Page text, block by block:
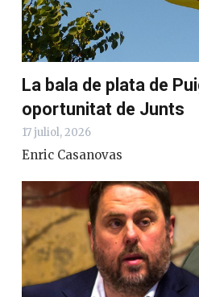
La bala de plata de
oportunitat de Junts
17 juliol, 2026
Enric Casanovas